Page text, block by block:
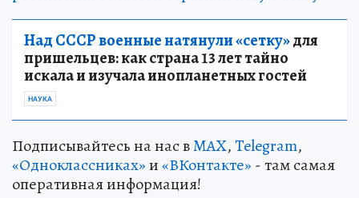
Над СССР военные натянули «сетку»для
пришельцев: как страна 13 лет тайно
искала и изучала инопланетных гостей
НАУКА
Подписывайтесь на нас вMAX,Telegram,
«Одноклассниках»и«ВКонтакте» - там самая
оперативная информация!